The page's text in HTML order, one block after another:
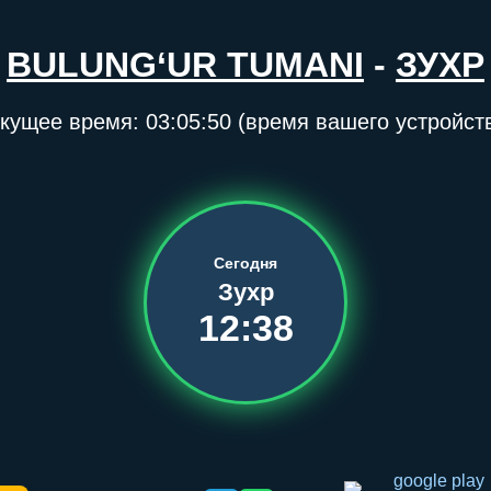
BULUNG‘UR TUMANI - ЗУХР
время: 03:05:50(время вашего
Сегодня
Зухр
12:38